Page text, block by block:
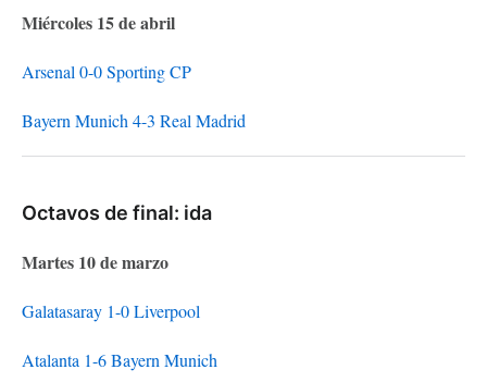
Miércoles 15 de abril
Arsenal 0-0 Sporting CP
Bayern Munich 4-3 Real Madrid
Octavos de final: ida
Martes 10 de marzo
Galatasaray 1-0 Liverpool
Atalanta 1-6 Bayern Munich